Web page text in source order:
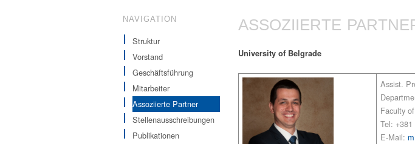
NAVIGATION
Struktur
Vorstand
Geschäftsführung
Mitarbeiter
Assoziierte Partner
Stellenausschreibungen
Publikationen
ASSOZIIERTE
University of Belgrade
Assist.
Faculty
Tel:
E-Mail: